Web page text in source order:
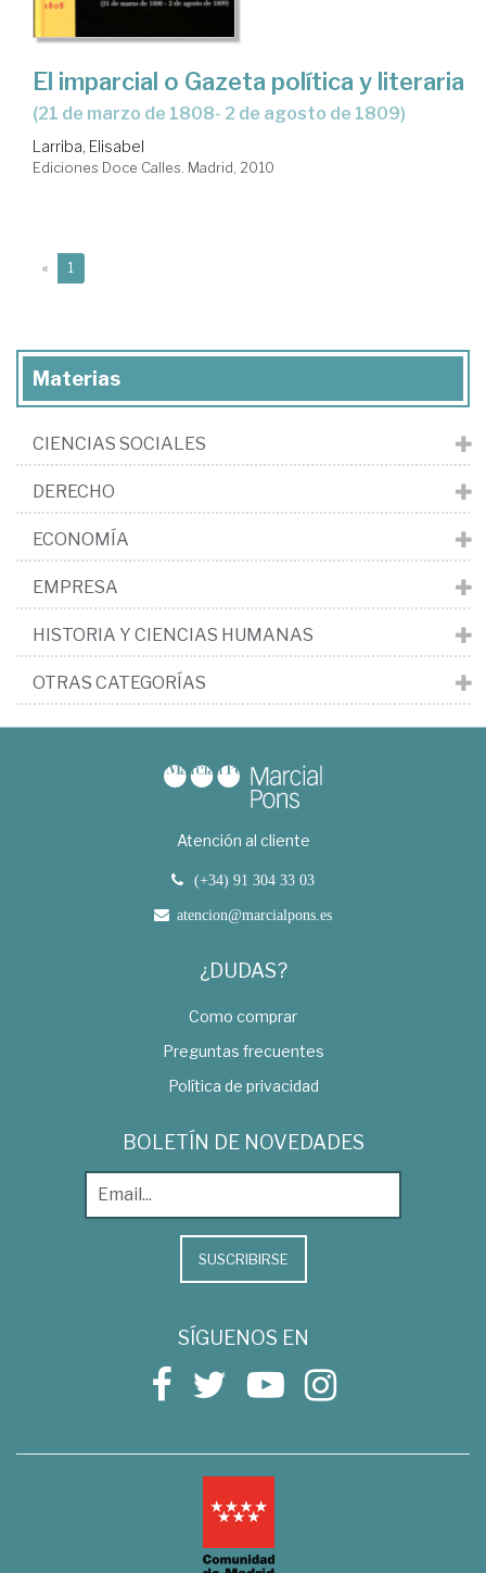
El imparcial o Gazeta política y literaria
(21 de marzo de 1808- 2 de agosto de 1809)
Larriba, Elisabel
Ediciones Doce Calles. Madrid, 2010
« 1
Materias
CIENCIAS SOCIALES
DERECHO
ECONOMÍA
EMPRESA
HISTORIA Y CIENCIAS HUMANAS
OTRAS CATEGORÍAS
Atención al cliente
(+34) 91 304 33 03
atencion@marcialpons.es
¿DUDAS?
Como comprar
Preguntas frecuentes
Política de privacidad
BOLETÍN DE NOVEDADES
SUSCRIBIRSE
SÍGUENOS EN